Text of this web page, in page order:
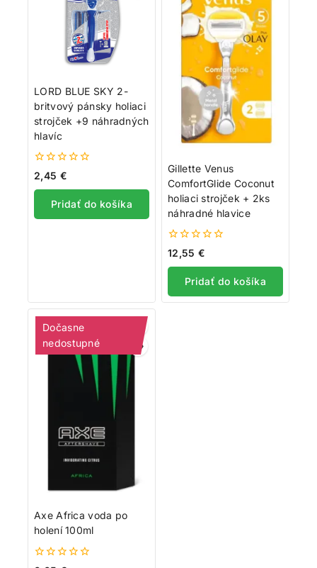
LORD BLUE SKY 2-
britvový pánsky holiaci
strojček +9 náhradných
hlavíc
0
5
2,45 €
Pridať do košíka
Gillette Venus
ComfortGlide Coconut
holiaci strojček + 2ks
náhradné hlavice
0
5
12,55 €
Pridať do košíka
Dočasne
nedostupné
Axe Africa voda po
holení 100ml